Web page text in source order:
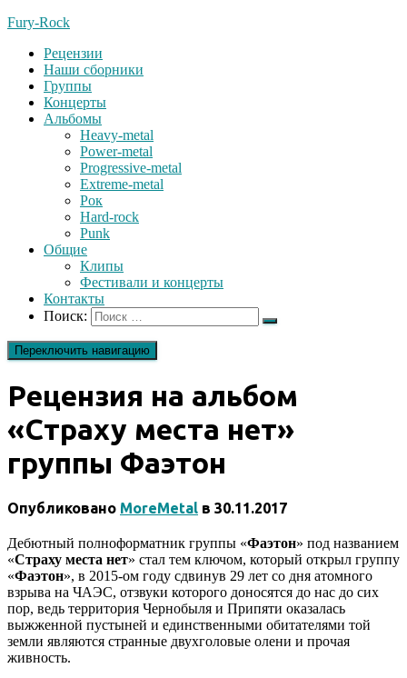
Fury-Rock
Рецензии
Наши сборники
Группы
Концерты
Альбомы
Heavy-metal
Power-metal
Progressive-metal
Extreme-metal
Рок
Hard-rock
Punk
Общие
Клипы
Фестивали и концерты
Контакты
Поиск:
Переключить навигацию
Рецензия на альбом
«Страху места нет»
группы Фаэтон
Опубликовано MoreMetal в 30.11.2017
Дебютный полноформатник группы «Фаэтон» под названием
«Страху места нет» стал тем ключом, который открыл группу
«Фаэтон», в 2015-ом году сдвинув 29 лет со дня атомного
взрыва на ЧАЭС, отзвуки которого доносятся до нас до сих
пор, ведь территория Чернобыля и Припяти оказалась
выжженной пустыней и единственными обитателями той
земли являются странные двухголовые олени и прочая
живность.